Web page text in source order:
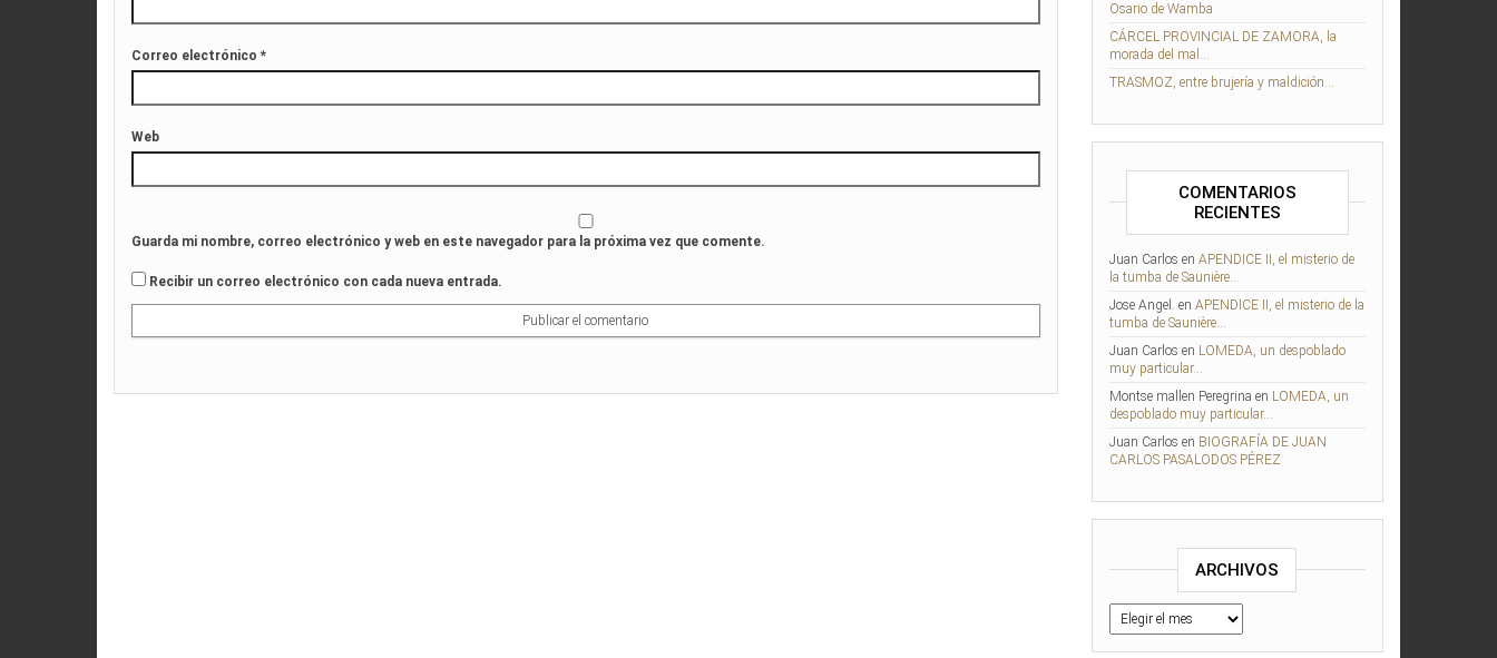
Correo electrónico *
Web
Guarda mi nombre, correo electrónico y web en este navegador para la próxima vez que comente.
Recibir un correo electrónico con cada nueva entrada.
Osario de Wamba
CÁRCEL PROVINCIAL DE ZAMORA, la
morada del mal…
TRASMOZ, entre brujería y maldición…
COMENTARIOS
RECIENTES
Juan Carlos en APENDICE II, el misterio de
la tumba de Saunière…
Jose Angel. en APENDICE II, el misterio de la
tumba de Saunière…
Juan Carlos en LOMEDA, un despoblado
muy particular…
Montse mallen Peregrina en LOMEDA, un
despoblado muy particular…
Juan Carlos en BIOGRAFÍA DE JUAN
CARLOS PASALODOS PÉREZ
ARCHIVOS
Archivos